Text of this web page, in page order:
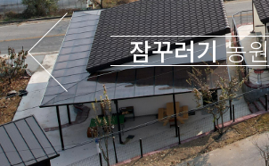
잠꾸러기농원